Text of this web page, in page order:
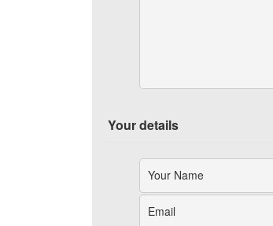
Your details
Your Name
Email